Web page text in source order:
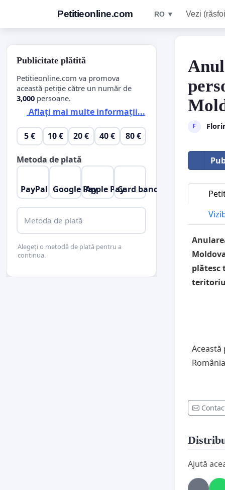
Petitieonline.com RO ▼ Vezi
F
plătesc
Ajută
Publicitate plătită
Petitieonline.com va promova
această petiție către un număr de
3,000 persoane.
Aflați mai multe informații...
5 € 10 € 20 € 40 € 80 €
Metoda de plată
PayPal Google PayApple PayCard bancar
Metoda de plată
Alegeți o metodă de plată pentru a
continua.